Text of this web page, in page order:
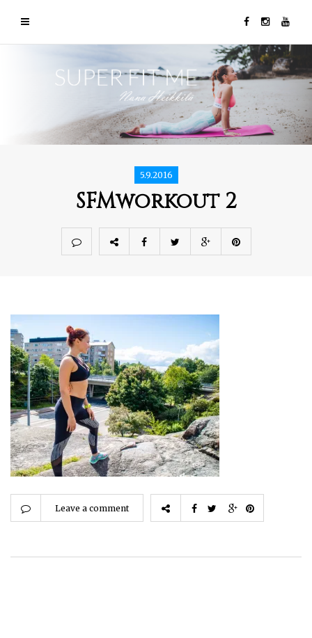
5.9.2016
SFMworkout 2
Leave a comment